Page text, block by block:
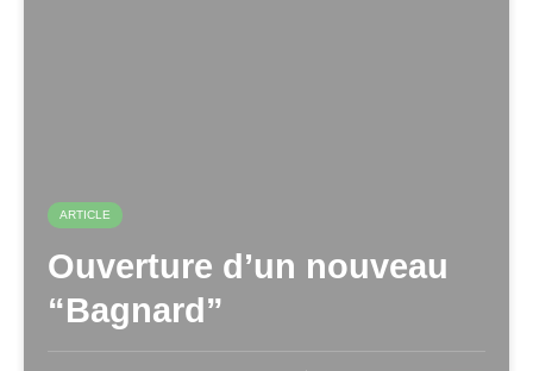
ARTICLE
Ouverture d’un nouveau
“Bagnard”